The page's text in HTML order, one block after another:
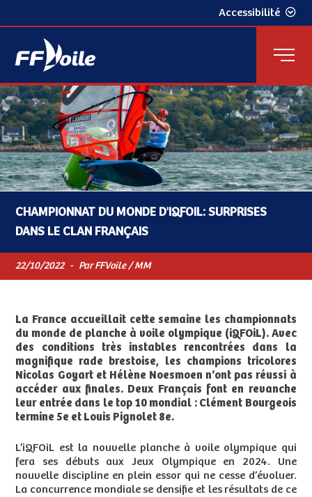
Accessibilité
CHAMPIONNAT DU MONDE D'IQFOIL: SURPRISES
DANS LE CLAN FRANÇAIS
22/10/2022 - Par FFVoile / MM
La France accueillait cette semaine les championnats
du monde de planche à voile olympique (iQFOiL). Avec
des conditions très instables rencontrées dans la
magnifique rade brestoise, les champions tricolores
Nicolas Goyart et Hélène Noesmoen n’ont pas réussi à
accéder aux finales. Deux Français font en revanche
leur entrée dans le top 10 mondial : Clément Bourgeois
termine 5e et Louis Pignolet 8e.
L’iQFOiL est la nouvelle planche à voile olympique qui
fera ses débuts aux Jeux Olympique en 2024. Une
nouvelle discipline en plein essor qui ne cesse d’évoluer.
La concurrence mondiale se densifie et les résultats de ce